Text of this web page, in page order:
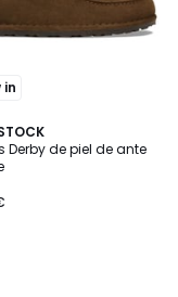
in
Derby de piel de ante